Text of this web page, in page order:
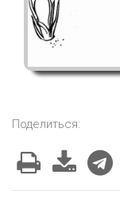
Поделиться: